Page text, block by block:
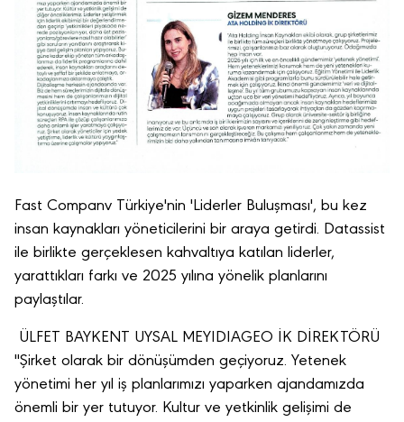
Fast Companv Türkiye'nin 'Liderler Buluşması', bu kez
insan kaynakları yöneticilerini bir araya getirdi. Datassist
ile birlikte gerçeklesen kahvaltıya katılan liderler,
yarattıkları farkı ve 2025 yılına yönelik planlarını
paylaştılar.
ÜLFET BAYKENT UYSAL MEYIDIAGEO İK DİREKTÖRÜ
"Şirket olarak bir dönüşümden geçiyoruz. Yetenek
yönetimi her yıl iş planlarımızı yaparken ajandamızda
önemli bir yer tutuyor. Kultur ve yetkinlik gelişimi de